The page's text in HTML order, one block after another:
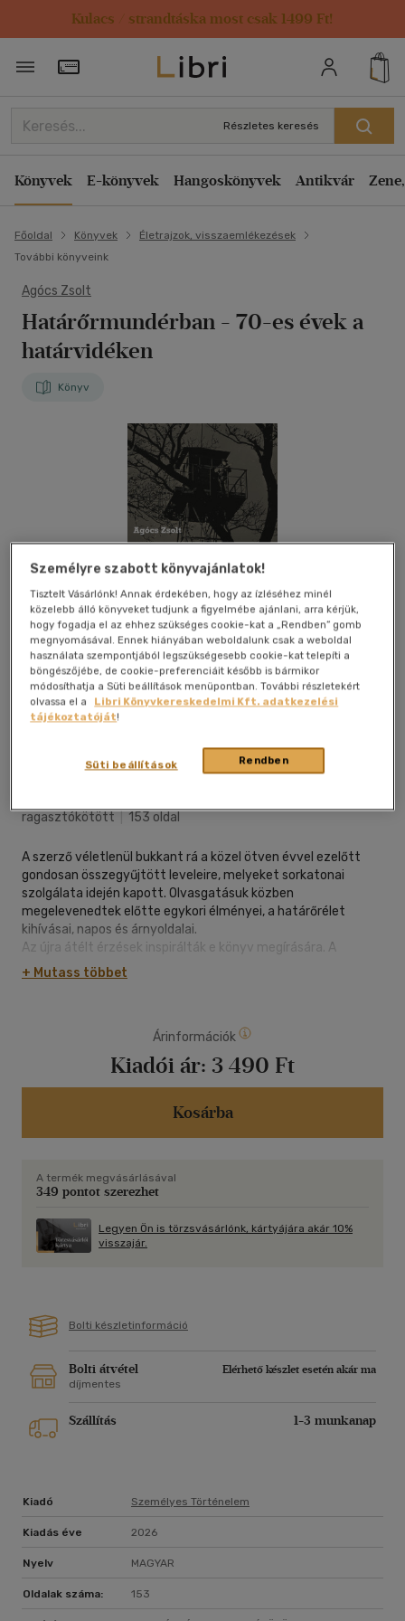
Kulacs / strandtáska most csak 1499 Ft!
Törzsvásárlói Kártya adatai
Részletes keresés
Könyvek E-könyvek Hangoskönyvek Antikvár
Főoldal Könyvek
Életrajzok, visszaemlékezések
További könyveink
Agócs Zsolt
Határőrmundérban - 70-es évek a
határvidéken
Könyv
ragasztókötött
153 oldal
A szerző véletlenül bukkant rá a közel ötven évvel ezelőtt
gondosan összegyűjtött leveleire, melyeket sorkatonai
szolgálata idején kapott. Olvasgatásuk közben
megelevenedtek előtte egykori élményei, a határőrélet
kihívásai, napos és árnyoldalai.
Az újra átélt érzések inspirálták e könyv megírására. A
bemutatott történeteket a családtagjaitól és barátaitól
érkezett, mintegy kétszáz levélből válogatott írásokkal
azonban ez a könnyed, színes fordulatokkal teli olvasmány
nem csak volt határőröknek és honvédoknak nyújthat
kellemes szórakozást.
+ Mutass többet
Árinformációk
Kiadói ár: 3 490 Ft
Kosárba
A termék megvásárlásával
349 pontot szerezhet
Legyen Ön is törzsvásárlónk, kártyájára akár 10%
visszajár.
Bolti készletinformáció
Bolti átvétel
Elérhető készlet esetén akár ma
díjmentes
Szállítás 1-3 munkanap
Kiadó Személyes Történelem
Kiadás éve 2026
Nyelv MAGYAR
Oldalak száma: 153
Személyre szabott könyvajánlatok!
Tisztelt Vásárlónk! Annak érdekében, hogy az ízléséhez minél
közelebb álló könyveket tudjunk a figyelmébe ajánlani, arra kérjük,
hogy fogadja el az ehhez szükséges cookie-kat a „Rendben” gomb
megnyomásával. Ennek hiányában weboldalunk csak a weboldal
használata szempontjából legszükségesebb cookie-kat telepíti a
böngészőjébe, de cookie-preferenciáit később is bármikor
módosíthatja a Süti beállítások menüpontban. További részletekért
olvassa el a
Libri Könyvkereskedelmi Kft. adatkezelési
tájékoztatóját!
Rendben
Süti beállítások